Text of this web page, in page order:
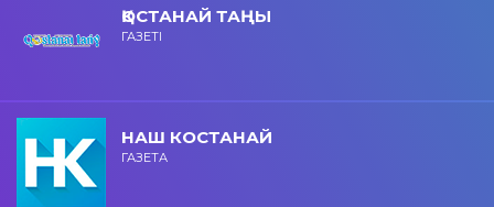
ҚОСТАНАЙ ТАҢЫ
ГАЗЕТІ
НАШ КОСТАНАЙ
ГАЗЕТА